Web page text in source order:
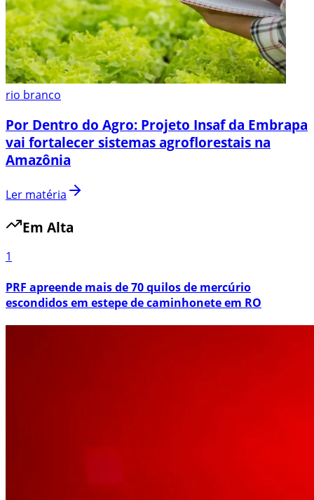
rio branco
Por Dentro do Agro: Projeto Insaf da Embrapa
vai fortalecer sistemas agroflorestais na
Amazônia
Ler matéria
Em Alta
1
PRF apreende mais de 70 quilos de mercúrio
escondidos em estepe de caminhonete em RO